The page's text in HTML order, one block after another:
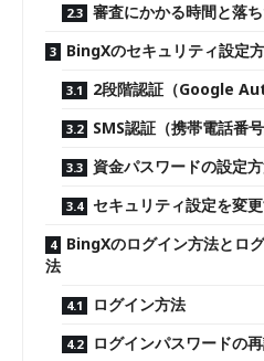
審査にかかる時間と落
BingXのセキュリティ設定
2段階認証（Google
SMS認証（携帯電話番
資金パスワードの設定
セキュリティ設定を変
BingXのログイン方法とロ
法
ログイン方法
ログインパスワードの